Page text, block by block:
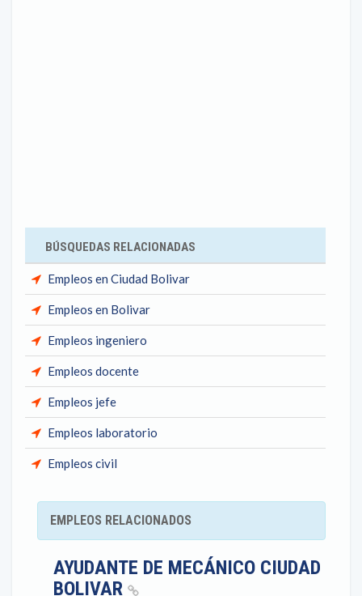
BÚSQUEDAS RELACIONADAS
Empleos en Ciudad Bolivar
Empleos en Bolivar
Empleos ingeniero
Empleos docente
Empleos jefe
Empleos laboratorio
Empleos civil
EMPLEOS RELACIONADOS
AYUDANTE DE MECÁNICO CIUDAD
BOLIVAR